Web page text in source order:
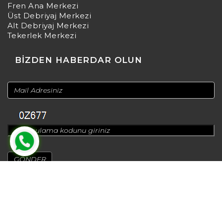
Fren Ana Merkezi
Üst Debriyaj Merkezi
Alt Debriyaj Merkezi
Tekerlek Merkezi
BİZDEN HABERDAR OLUN